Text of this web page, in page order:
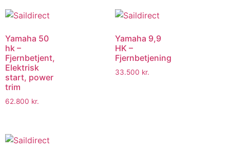
Yamaha 50
hk –
Fjernbetjent,
Elektrisk
start, power
trim
62.800 kr.
Yamaha 9,9
HK –
Fjernbetjening
33.500 kr.